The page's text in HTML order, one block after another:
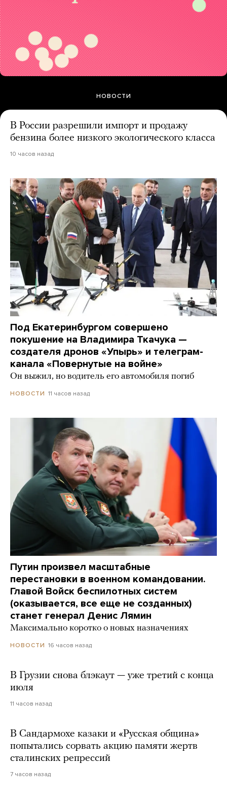
НОВОСТИ
В России разрешили импорт и продажу
бензина более низкого экологического класса
10 часов назад
Под Екатеринбургом совершено
покушение на Владимира Ткачука —
создателя дронов «Упырь» и телеграм-
канала «Повернутые на войне»
Он выжил, но водитель его автомобиля погиб
НОВОСТИ 11 часов назад
Путин произвел масштабные
перестановки в военном командовании.
Главой Войск беспилотных систем
(оказывается, все еще не созданных)
станет генерал Денис Лямин
Максимально коротко о новых назначениях
НОВОСТИ 16 часов назад
В Грузии снова блэкаут — уже третий с конца
июля
11 часов назад
В Сандармохе казаки и «Русская община»
попытались сорвать акцию памяти жертв
сталинских репрессий
7 часов назад